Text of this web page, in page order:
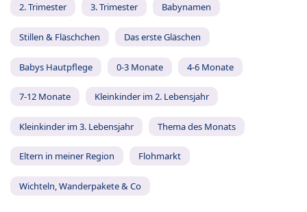
2. Trimester 3. Trimester Babynamen
Stillen & Fläschchen Das erste Gläschen
Babys Hautpflege 0-3 Monate 4-6 Monate
7-12 Monate Kleinkinder im 2. Lebensjahr
Kleinkinder im 3. Lebensjahr Thema des Monats
Eltern in meiner Region Flohmarkt
Wichteln, Wanderpakete & Co